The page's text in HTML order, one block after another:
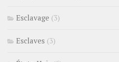
Esclavage (3)
Esclaves (3)